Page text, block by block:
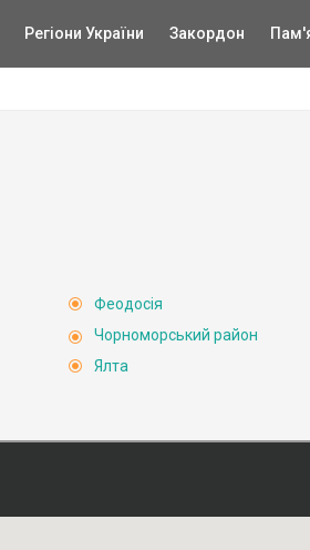
Регіони України Закордон
Феодосія
Чорноморський район
Ялта